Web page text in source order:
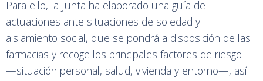
Para ello, la Junta ha elaborado una guía de
actuaciones ante situaciones de soledad y
aislamiento social, que se pondrá a disposición de las
farmacias y recoge los principales factores de riesgo
—situación personal, salud, vivienda y entorno—, así